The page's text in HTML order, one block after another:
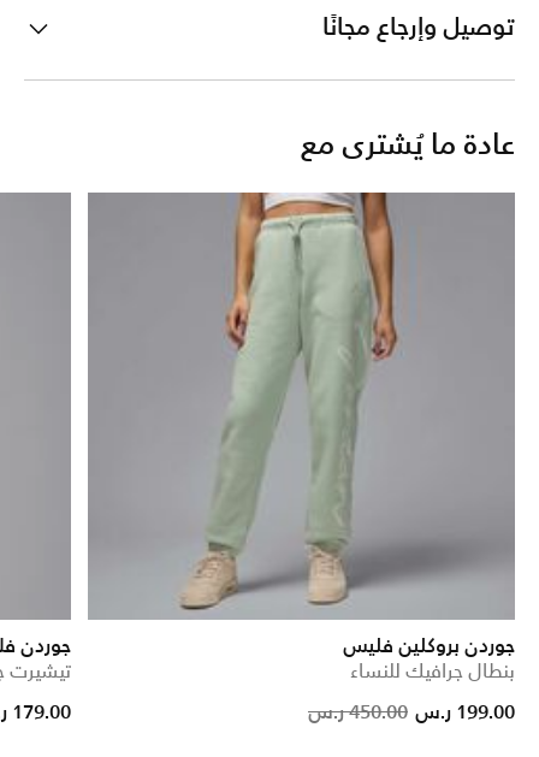
توصيل وإرجاع مجانًا
عادة ما يُشترى مع
جوردن بروكلين فليس
بنطال جرافيك للنساء
Price
450.00 ر.س to
199.00 ر.س
جوردن
تيشيرت
Price reduced from
to
179.00 ر.س